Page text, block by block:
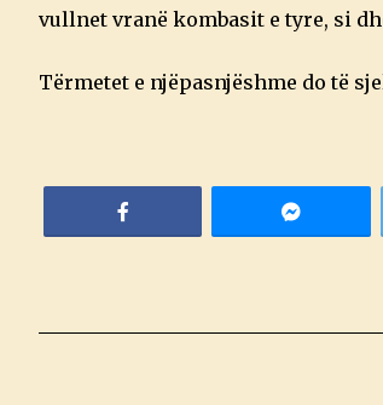
vullnet vranë kombasit e tyre, si
Tërmetet e njëpasnjëshme do të